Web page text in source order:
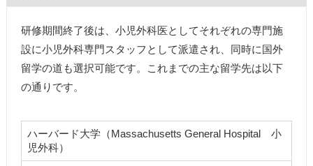
研修期間終了後は、小児外科医としてそれぞれの専門施
設に小児外科専門スタッフとして派遣され、同時に国外
留学の道も選択可能です。これまでの主な留学先は以下
の通りです。
ハーバード大学（Massachusetts General Hospital 小
児外科）